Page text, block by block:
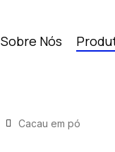
Sobre Nós
Cacau em pó